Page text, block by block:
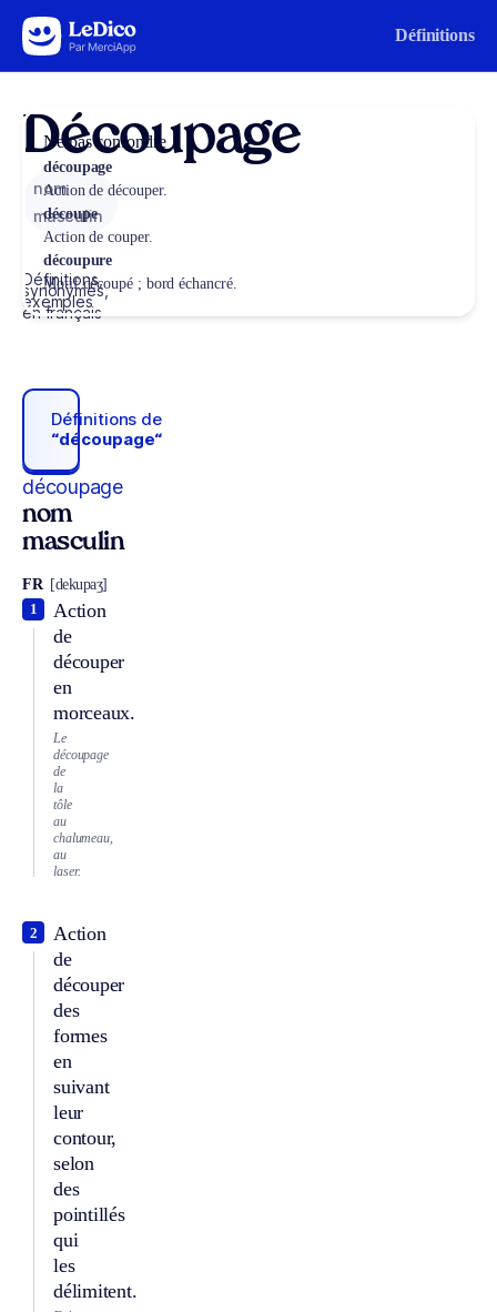
Aller au contenu Définitions
Découpage
nom
masculin
Définitions,
synonymes,
exemples
en français
Définitions de
“découpage“
découpage
nom
masculin
FR [dekupaʒ]
Action
de
découper
en
morceaux.
1
Le
découpage
de
la
tôle
au
chalumeau,
au
laser.
Action
de
découper
des
formes
en
suivant
leur
contour,
selon
des
pointillés
qui
les
délimitent.
2
Ne pas confondre
découpage
Action de découper.
découpe
Action de couper.
découpure
Motif découpé ; bord échancré.